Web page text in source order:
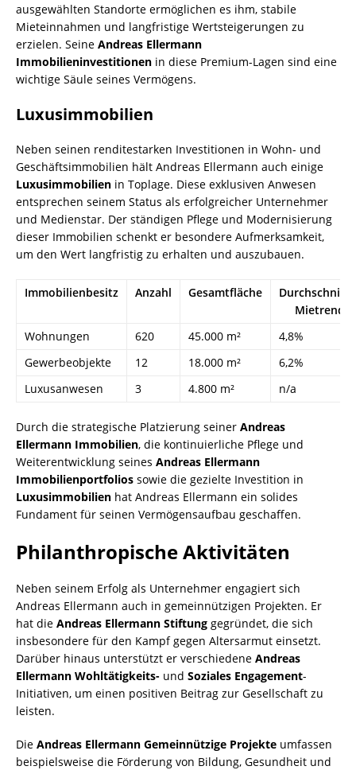
ausgewählten Standorte ermöglichen es ihm, stabile
Mieteinnahmen und langfristige Wertsteigerungen zu
erzielen. Seine Andreas Ellermann
Immobilieninvestitionen in diese Premium-Lagen sind eine
wichtige Säule seines Vermögens.
Luxusimmobilien
Neben seinen renditestarken Investitionen in Wohn- und
Geschäftsimmobilien hält Andreas Ellermann auch einige
Luxusimmobilien in Toplage. Diese exklusiven Anwesen
entsprechen seinem Status als erfolgreicher Unternehmer
und Medienstar. Der ständigen Pflege und Modernisierung
dieser Immobilien schenkt er besondere Aufmerksamkeit,
um den Wert langfristig zu erhalten und auszubauen.
Immobilienbesitz Anzahl Gesamtfläche
Wohnungen
620 45.000 m²
4,8%
Gewerbeobjekte
12 18.000 m²
6,2%
Luxusanwesen
3 4.800 m² n/a
Durch die strategische Platzierung seiner Andreas
Ellermann Immobilien, die kontinuierliche Pflege und
Weiterentwicklung seines Andreas Ellermann
Immobilienportfolios sowie die gezielte Investition in
Luxusimmobilien hat Andreas Ellermann ein solides
Fundament für seinen Vermögensaufbau geschaffen.
Philanthropische Aktivitäten
Neben seinem Erfolg als Unternehmer engagiert sich
Andreas Ellermann auch in gemeinnützigen Projekten. Er
hat die Andreas Ellermann Stiftung gegründet, die sich
insbesondere für den Kampf gegen Altersarmut einsetzt.
Darüber hinaus unterstützt er verschiedene Andreas
Ellermann Wohltätigkeits- und Soziales Engagement-
Initiativen, um einen positiven Beitrag zur Gesellschaft zu
leisten.
Die Andreas Ellermann Gemeinnützige Projekte umfassen
beispielsweise die Förderung von Bildung, Gesundheit und